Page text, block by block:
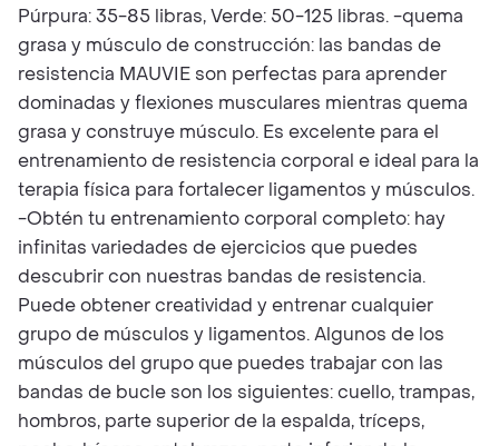
Púrpura: 35-85 libras, Verde: 50-125 libras. -quema
grasa y músculo de construcción: las bandas de
resistencia MAUVIE son perfectas para aprender
dominadas y flexiones musculares mientras quema
grasa y construye músculo. Es excelente para el
entrenamiento de resistencia corporal e ideal para la
terapia física para fortalecer ligamentos y músculos.
-Obtén tu entrenamiento corporal completo: hay
infinitas variedades de ejercicios que puedes
descubrir con nuestras bandas de resistencia.
Puede obtener creatividad y entrenar cualquier
grupo de músculos y ligamentos. Algunos de los
músculos del grupo que puedes trabajar con las
bandas de bucle son los siguientes: cuello, trampas,
hombros, parte superior de la espalda, tríceps,